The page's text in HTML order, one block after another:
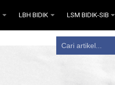
LBH BIDIK LSM BIDIK-SIB